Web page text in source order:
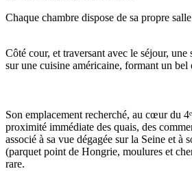
Chaque chambre dispose de sa propre
Côté cour, et traversant avec le séjour, une
sur une cuisine américaine, formant un bel
Son emplacement recherché, au cœur du
proximité immédiate des quais, des
associé à sa vue dégagée sur la Seine et à
(parquet point de Hongrie, moulures et
rare.